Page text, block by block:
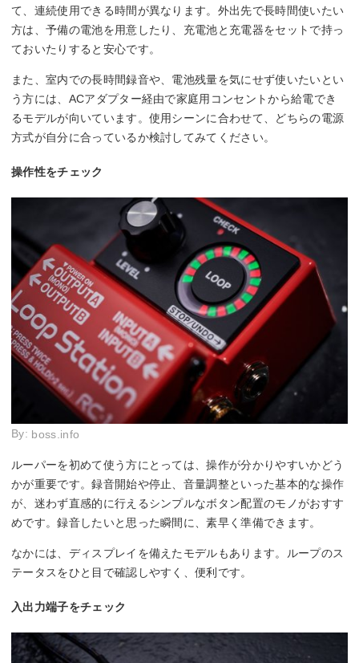
て、連続使用できる時間が異なります。外出先で長時間使いたい
方は、予備の電池を用意したり、充電池と充電器をセットで持っ
ておいたりすると安心です。
また、室内での長時間録音や、電池残量を気にせず使いたいとい
う方には、ACアダプター経由で家庭用コンセントから給電でき
るモデルが向いています。使用シーンに合わせて、どちらの電源
方式が自分に合っているか検討してみてください。
操作性をチェック
By: boss.info
ルーパーを初めて使う方にとっては、操作が分かりやすいかどう
かが重要です。録音開始や停止、音量調整といった基本的な操作
が、迷わず直感的に行えるシンプルなボタン配置のモノがおすす
めです。録音したいと思った瞬間に、素早く準備できます。
なかには、ディスプレイを備えたモデルもあります。ループのス
テータスをひと目で確認しやすく、便利です。
入出力端子をチェック